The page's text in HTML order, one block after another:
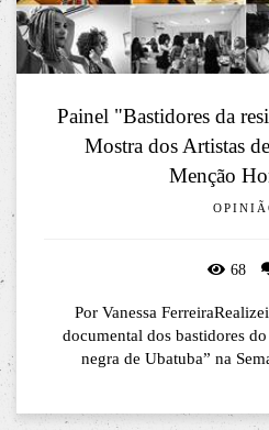
Painel "Bastidores da
Mostra dos Artistas
Menção
68
Por Vanessa
documental dos bastidores
negra de Ubatuba” na